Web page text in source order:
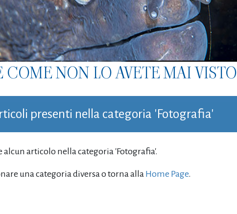
COME NON LO AVETE MAI VISTO
presenti nella categoria 'Fotografia'
alcun articolo nella categoria 'Fotografia'.
una categoria diversa o torna alla Home Page.